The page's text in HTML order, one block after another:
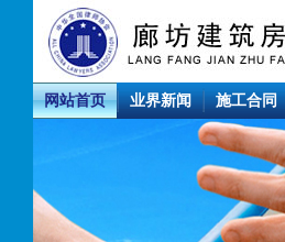
网站首页 业界新闻 施工合同